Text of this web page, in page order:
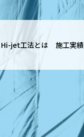
Hi-jet工法とは 施工実績